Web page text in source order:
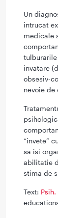
Un
intrucat
medicale
invatare
obsesiv-
nevoie
“invete”
sa isi
abilitatie
stima de
Text: